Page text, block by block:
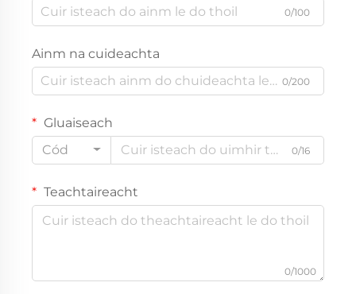
0/100
Ainm na cuideachta
0/200
Gluaiseach
Cód
0/16
Teachtaireacht
0/1000